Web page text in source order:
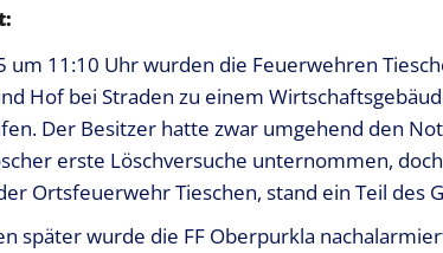
um 11:10 Uhr wurden die Feuerwehren
Hof bei Straden zu einem
Der Besitzer hatte zwar umgehend den
erste Löschversuche unternommen,
Ortsfeuerwehr Tieschen, stand ein Teil des
später wurde die FF Oberpurkla